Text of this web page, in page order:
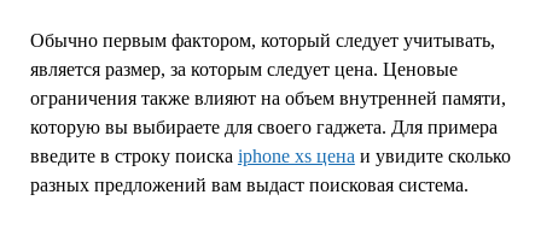
Обычно первым фактором, который следует учитывать,
является размер, за которым следует цена. Ценовые
ограничения также влияют на объем внутренней памяти,
которую вы выбираете для своего гаджета. Для примера
введите в строку поиска iphone xs цена и увидите сколько
разных предложений вам выдаст поисковая система.